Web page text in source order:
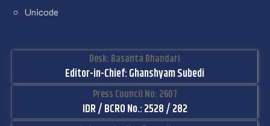
Unicode
Desk: Basanta Bhandari
Editor-in-Chief: Ghanshyam Subedi
Press Council No: 2607
IDR / BCRO No.: 2528 / 282